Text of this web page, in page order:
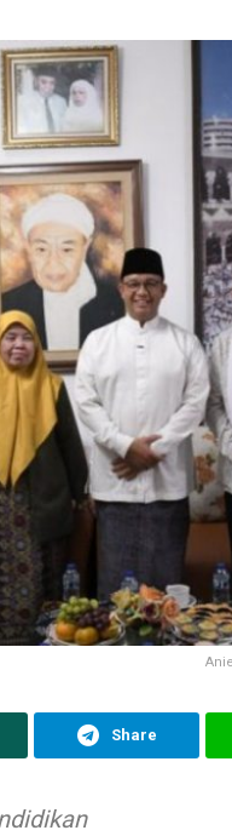
Share